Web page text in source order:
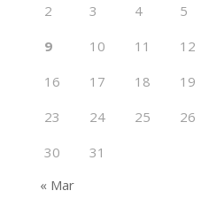
2
3 4 5
9
10 11 12
16
17 18 19
23
24 25 26
30
31
« Mar